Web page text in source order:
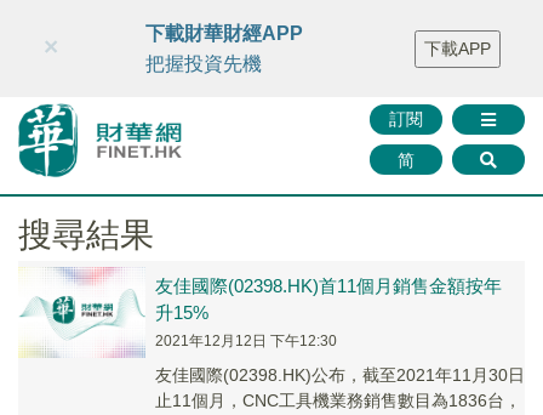
財華智庫網 FINTV FINMETA 財華證券 媒體矩陣
智庫沙龍
聯絡我們
訂閱
简
×
下載財華財經APP
把握投資先機
下載APP
搜尋結果
友佳國際(02398.HK)首11個月銷售金額按年
升15%
2021年12月12日 下午12:30
友佳國際(02398.HK)公布，截至2021年11月30日
止11個月，CNC工具機業務銷售數目為1836台，